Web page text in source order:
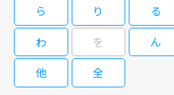
日～7月5日
ら
り る
わ
を
ん
他
全